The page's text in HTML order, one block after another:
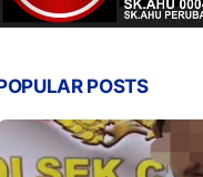
POSTS